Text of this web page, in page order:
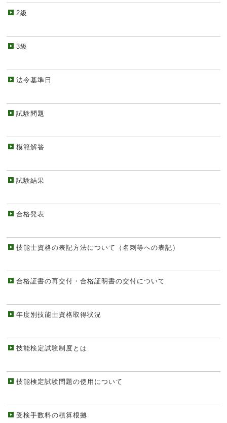
2級
3級
法令基準日
試験問題
模範解答
試験結果
合格発表
技能士資格の表記方法について（名刺等への表記）
合格証書の再交付・合格証明書の交付について
年度別技能士資格取得状況
技能検定試験制度とは
技能検定試験問題の使用について
受検手数料の積算根拠